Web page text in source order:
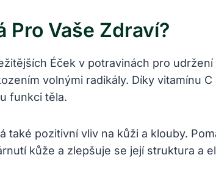
Pro Vaše Zdraví?
Éček v potravinách pro
volnými radikály. Díky vitamínu
funkci těla.
také pozitivní vliv na kůži a klouby.
kůže a zlepšuje se její struktura a